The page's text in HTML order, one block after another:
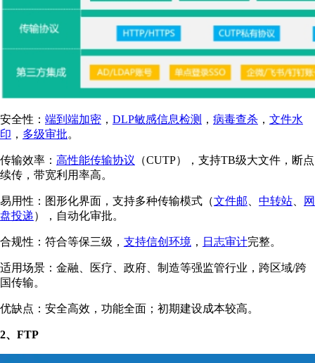
安全性： 端到端加密 ， DLP敏感信息检测 ， 病毒查杀 ， 文件水
印 ， 多级审批。
传输效率： 高性能传输协议 （CUTP），支持TB级大文件，断点
续传，带宽利用率高。
易用性：图形化界面，支持多种传输模式（文件邮 中转站
网
盘投递），自动化审批。
合规性：符合等保三级， 支持信创环境 ， 日志审计完整。
适用场景：金融、医疗、政府、制造等强监管行业，跨区域/跨
国传输。
优缺点：安全高效，功能全面；初期建设成本较高。
2、FTP